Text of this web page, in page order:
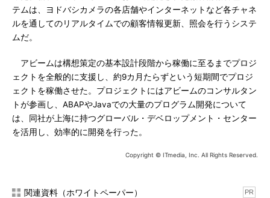
テムは、ヨドバシカメラの各店舗やインターネットなど各チャネ
ルを通してのリアルタイムでの顧客情報更新、照会を行うシステ
ムだ。
アビームは構想策定の基本設計段階から稼働に至るまでプロジ
ェクトを全般的に支援し、約9カ月たらずという短期間でプロジ
ェクトを稼働させた。プロジェクトにはアビームのコンサルタン
トが参画し、ABAPやJavaでの大量のプログラム開発について
は、同社が上海に持つグローバル・デベロップメント・センター
を活用し、効率的に開発を行った。
Copyright © ITmedia, Inc. All Rights Reserved.
関連資料（ホワイトペーパー） PR